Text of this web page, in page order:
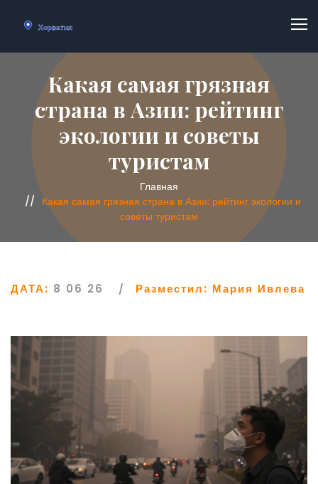
Какая самая грязная
страна в Азии: рейтинг
экологии и советы
туристам
Главная
Какая самая грязная страна в Азии: рейтинг экологии и
советы туристам
ДАТА: 8 06 26 Разместил: Мария Ивлева